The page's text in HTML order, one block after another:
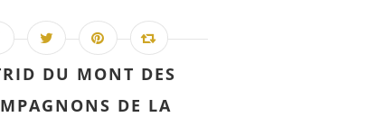
DU MONT DES
DE LA